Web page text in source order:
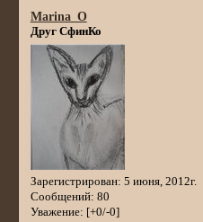
Marina_O
Друг СфинКо
Зарегистрирован: 5 июня, 2012г.
Сообщений: 80
Уважение: [+0/-0]